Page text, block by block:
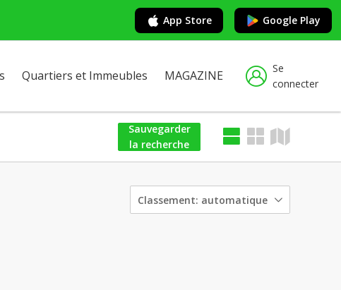
App Store Google Play
Quartiers et Immeubles MAGAZINE
Se
connecter
Classement: automatique
Sauvegarder
la recherche